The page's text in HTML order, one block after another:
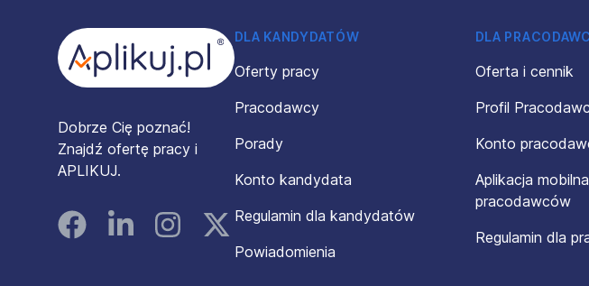
Dobrze Cię poznać!
Znajdź ofertę pracy i
APLIKUJ.
FacebookLinked InInstagramInstagram
DLA KANDYDATÓW
Oferty pracy
Pracodawcy
Porady
Konto kandydata
Regulamin dla kandydatów
Powiadomienia
DLA
Oferta i cennik
Profil
Konto
Aplikacja
pracodawców
Regulamin dla